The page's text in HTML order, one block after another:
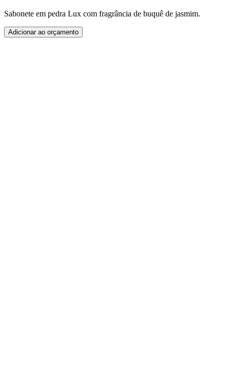
Sabonete em pedra Lux com fragrância de buquê de jasmim.
Adicionar ao orçamento